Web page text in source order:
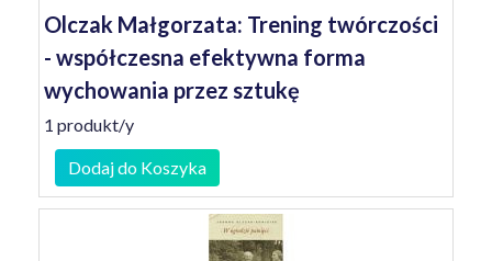
Olczak Małgorzata: Trening twórczości
- współczesna efektywna forma
wychowania przez sztukę
1 produkt/y
Dodaj do Koszyka